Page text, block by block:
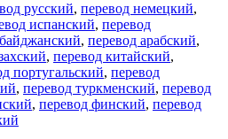
русский, перевод немецкий,
испанский, перевод
, перевод арабский,
, перевод китайский,
португальский, перевод
, перевод туркменский, перевод
, перевод финский, перевод